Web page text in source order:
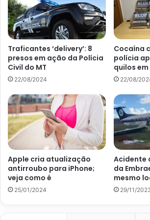
os alimentos, mesmo aqueles com
não precisa mais ser lavado, pois, essas
tomadas antes de se embalar o produto.
Traficantes ‘delivery’: 8
presos em ação da Polícia
Civil do MT
22/08/2024
Cocaína
polícia
quilos
22/08/
Apple cria atualização
antirroubo para iPhone;
veja como é
25/01/2024
Acidente
da
mesmo
29/11/